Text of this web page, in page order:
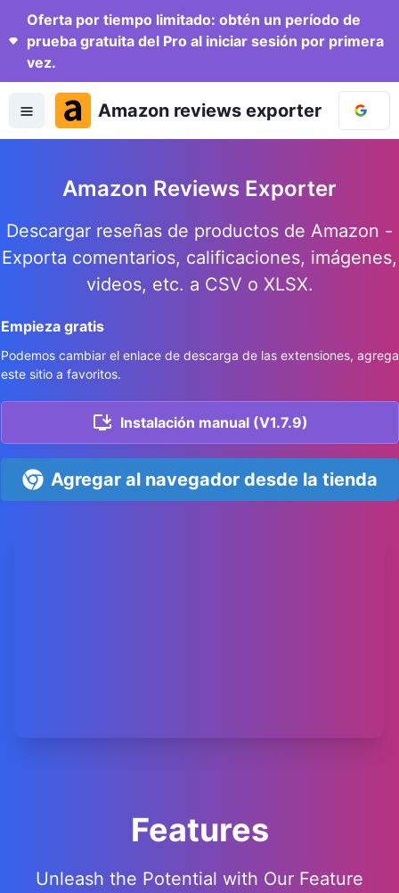
Oferta por tiempo limitado: obtén un período de
prueba gratuita del Pro al iniciar sesión por primera
vez.
Amazon reviews exporter
Amazon Reviews Exporter
Descargar reseñas de productos de Amazon -
Exporta comentarios, calificaciones, imágenes,
videos, etc. a CSV o XLSX.
Empieza gratis
Podemos cambiar el enlace de descarga de las extensiones, agrega
este sitio a favoritos.
Instalación manual (V1.7.9)
Agregar al navegador desde la tienda
Features
Unleash the Potential with Our Feature